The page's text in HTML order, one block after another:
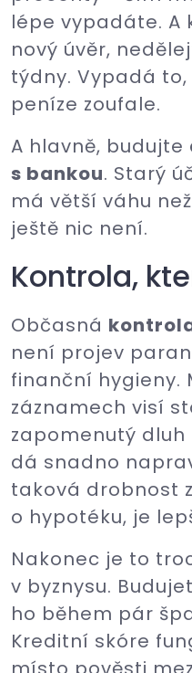
lépe vypadáte. A
nový úvěr,
týdny. Vypadá
peníze zoufale.
A hlavně, budujte
s bankou. Starý
má větší váhu
ještě nic není.
Kontrola,
Občasná
není projev
finanční hygieny.
záznamech visí
zapomenutý
dá snadno
taková drobnost
o hypotéku, je
Nakonec je to
v byznysu.
ho během pár
Kreditní skóre